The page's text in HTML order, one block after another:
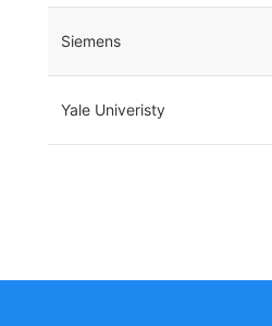
Siemens
Yale Univeristy